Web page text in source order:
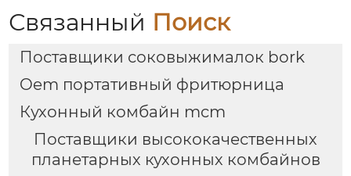
Связанный Поиск
Поставщики соковыжималок bork
Oem портативный фритюрница
Кухонный комбайн mcm
Поставщики высококачественных
планетарных кухонных комбайнов